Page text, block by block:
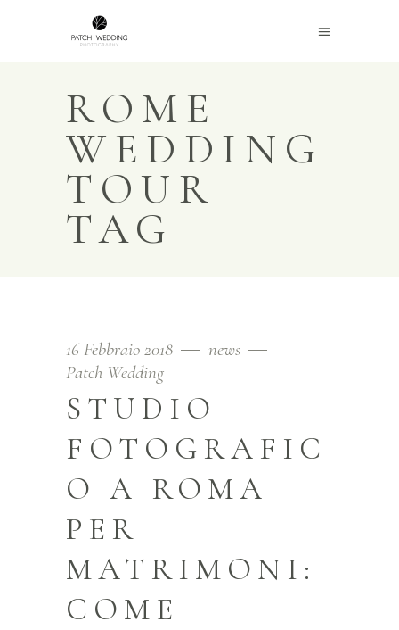
ROME
WEDDING
TOUR
TAG
16 Febbraio 2018
news
Patch Wedding
STUDIO
FOTOGRAFIC
O A ROMA
PER
MATRIMONI:
COME